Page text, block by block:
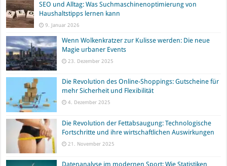
SEO und Alltag: Was Suchmaschinenoptimierung von
Haushaltstipps lernen kann
9. Januar 2026
Wenn Wolkenkratzer zur Kulisse werden: Die neue
Magie urbaner Events
23. Dezember 2025
Die Revolution des Online-Shoppings: Gutscheine für
mehr Sicherheit und Flexibilität
4. Dezember 2025
Die Revolution der Fettabsaugung: Technologische
Fortschritte und ihre wirtschaftlichen Auswirkungen
21. November 2025
Datenanalyse im modernen Sport: Wie Statistiken